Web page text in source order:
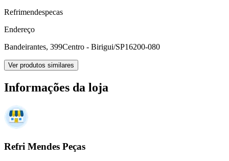
Refrimendespecas
Endereço
Bandeirantes, 399Centro - Birigui/SP16200-080
Ver produtos similares
Informações da loja
Refri Mendes Peças